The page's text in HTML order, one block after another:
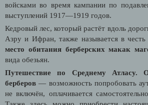
войсками во время кампании по
выступлений 1917—1919 годов.
Кедровый лес, который растёт вдоль
Азру и Ифран, также называется в
место обитания берберских макак
вида обезьян.
Путешествие по Среднему Атласу.
берберов — возможность попробовать
не включён, оплачивается